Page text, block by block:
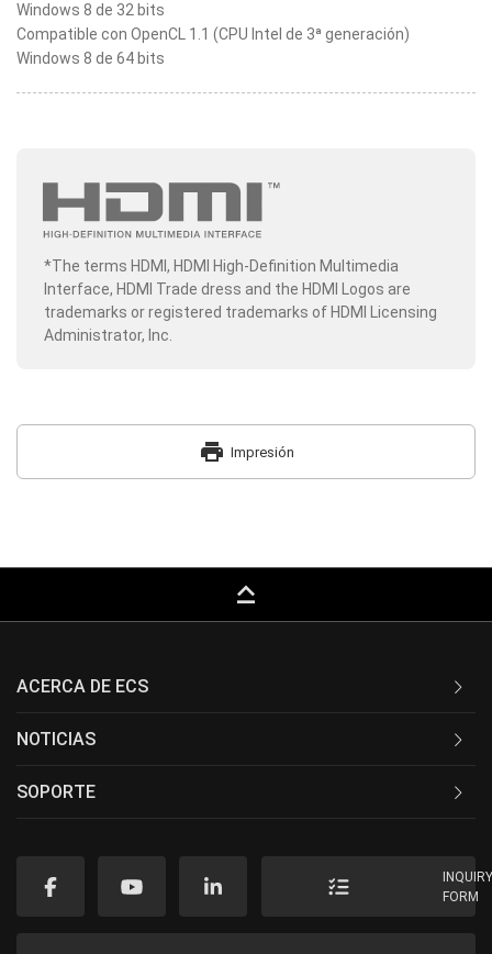
Windows 8 de 32 bits
Compatible con OpenCL 1.1 (CPU Intel de 3ª generación)
Windows 8 de 64 bits
*The terms HDMI, HDMI High-Definition Multimedia
Interface, HDMI Trade dress and the HDMI Logos are
trademarks or registered trademarks of HDMI Licensing
Administrator, Inc.
print Impresión
keyboard_capslock
ACERCA DE ECS
NOTICIAS
SOPORTE
FORM